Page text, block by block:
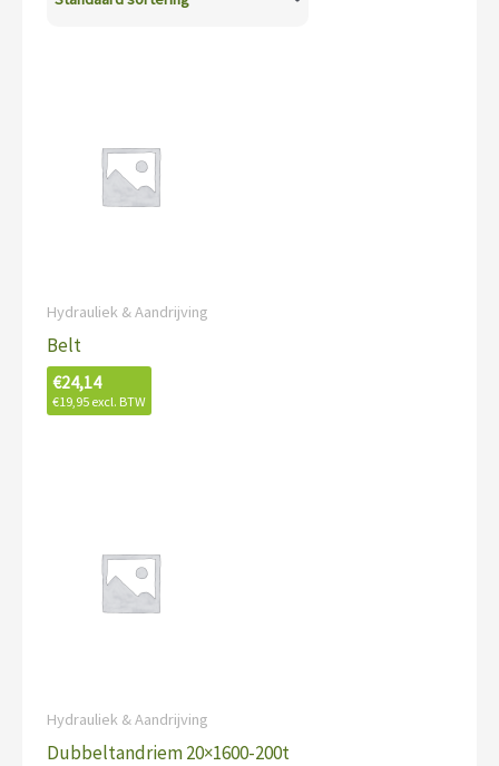
Hydrauliek & Aandrijving
Belt
€24,14
€19,95 excl. BTW
Hydrauliek & Aandrijving
Dubbeltandriem 20×1600-200t